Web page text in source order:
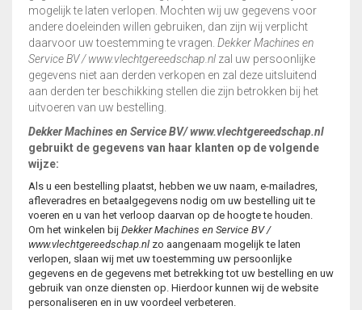
GEBRUIKTE MACHINES
GEREEDSCHAPSSETS
HANDSCHOENEN
KLEIN
VLECHTGEREEDSCHAP
PLOOIIJZER
PLOOIPLAAT
PNEUMATISCH
KNIPPEN
SALE – UITVERKOOP
mogelijk te laten verlopen. Mochten wij uw gegevens voor
andere doeleinden willen gebruiken, dan zijn wij verplicht
daarvoor uw toestemming te vragen. Dekker Machines en
Service BV/ www.vlechtgereedschap.nl zal uw persoonlijke
gegevens niet aan derden verkopen en zal deze uitsluitend
aan derden ter beschikking stellen die zijn betrokken bij het
uitvoeren van uw bestelling.
Dekker Machines en Service BV/ www.vlechtgereedschap.nl
gebruikt de gegevens van haar klanten op de volgende
wijze:
Als u een bestelling plaatst, hebben we uw naam, e-mailadres,
afleveradres en betaalgegevens nodig om uw bestelling uit te
voeren en u van het verloop daarvan op de hoogte te houden.
Om het winkelen bij Dekker Machines en Service BV/
www.vlechtgereedschap.nl zo aangenaam mogelijk te laten
verlopen, slaan wij met uw toestemming uw persoonlijke
gegevens en de gegevens met betrekking tot uw bestelling en uw
gebruik van onze diensten op. Hierdoor kunnen wij de website
personaliseren en in uw voordeel verbeteren.